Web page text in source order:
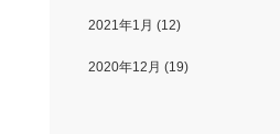
2021年1月 (12)
2020年12月 (19)